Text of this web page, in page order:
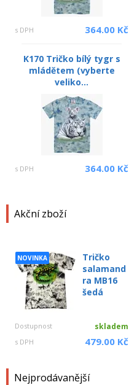
Akční zboží
NOVINKA
Tričko
salamand
ra MB16
šedá
Dostupnost skladem
s DPH 479.00 Kč
Nejprodávanější
s DPH 364.00 Kč
K170 Tričko bílý tygr s
mládětem (vyberte
veliko...
s DPH 364.00 Kč